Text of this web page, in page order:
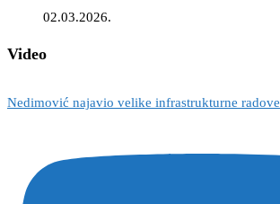
02.03.2026.
Video
Nedimović najavio velike infrastrukturne radove